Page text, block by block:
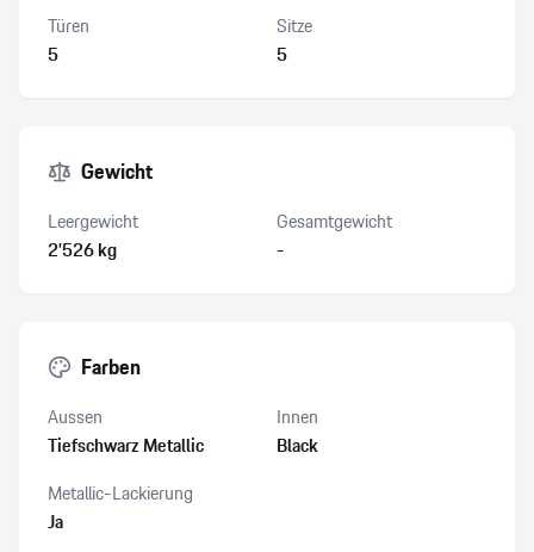
Türen
5
Sitze
5
Gewicht
Leergewicht
2’526 kg
Gesamtgewicht
-
Farben
Aussen
Tiefschwarz Metallic
Innen
Black
Metallic-Lackierung
Ja